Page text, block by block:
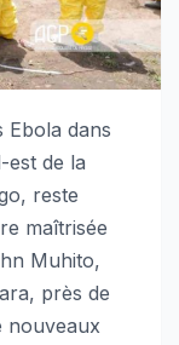
dans
est de la
reste
maîtrisée
Muhito,
près de
nouveaux